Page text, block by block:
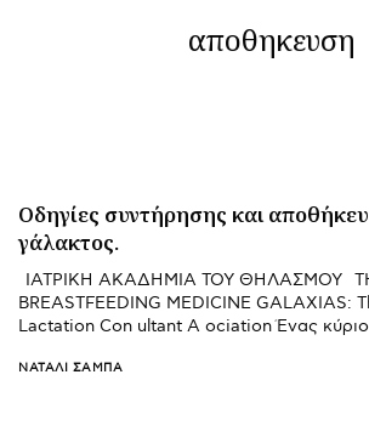
αποθηκευση
Οδηγίες συντήρησης και
γάλακτος.
ΙΑΤΡΙΚΗ ΑΚΑΔΗΜΙΑ ΤΟΥ ΘΗΛΑΣΜΟΥ
BREASTFEEDING MEDICINE GALAXIAS:
Lactation Con ultant A ociation Ένας
ΝΑΤΑΛΊ ΣΑΜΠΆ